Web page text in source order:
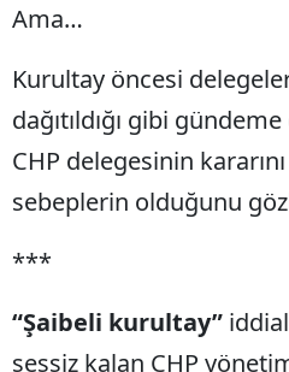
Ama…
Kurultay öncesi
dağıtıldığı gibi
CHP delegesinin
sebeplerin olduğunu
***
“Şaibeli kurultay”
sessiz kalan CHP